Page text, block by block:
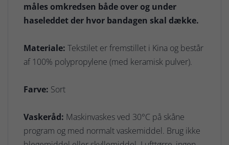
måles omkredsen både over og under
haseleddet der hvor bandagen skal dække.
Materiale: Tekstilet er fremstillet i Kina og består
af 100% polypropylene (med keramisk pulver).
Farve: Sort
Vaskeråd: Maskinvaskes ved 30°C på skåne
program og med normalt vaskemiddel. Brug ikke